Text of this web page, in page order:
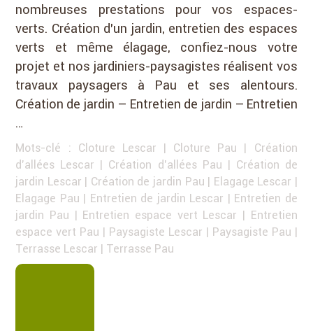
nombreuses prestations pour vos espaces-
verts. Création d’un jardin, entretien des espaces
verts et même élagage, confiez-nous votre
projet et nos jardiniers-paysagistes réalisent vos
travaux paysagers à Pau et ses alentours.
Création de jardin – Entretien de jardin – Entretien
…
Mots-clé : Cloture Lescar | Cloture Pau | Création
d'allées Lescar | Création d'allées Pau | Création de
jardin Lescar | Création de jardin Pau | Elagage Lescar |
Elagage Pau | Entretien de jardin Lescar | Entretien de
jardin Pau | Entretien espace vert Lescar | Entretien
espace vert Pau | Paysagiste Lescar | Paysagiste Pau |
Terrasse Lescar | Terrasse Pau